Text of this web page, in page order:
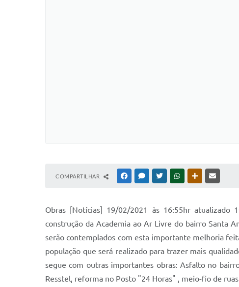
COMPARTILHAR FACEBOOKMESSENGER
TWITTERWHATSAPPOUTRAS MÍDIAS
Obras [Notícias] 19/02/2021 às 16:55hr atualizado
construção da Academia ao Ar Livre do bairro Santa
serão contemplados com esta importante melhoria
população que será realizado para trazer mais
segue com outras importantes obras: Asfalto no
Resstel, reforma no Posto "24 Horas" , meio-fio de